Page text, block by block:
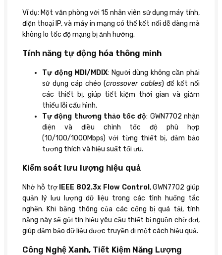
Ví dụ: Một văn phòng với 15 nhân viên sử dụng máy tính,
điện thoại IP, và máy in mạng có thể kết nối dễ dàng mà
không lo tốc độ mạng bị ảnh hưởng.
Tính năng tự động hóa thông minh
Tự động MDI/MDIX: Người dùng không cần phải
sử dụng cáp chéo (crossover cables) để kết nối
các thiết bị, giúp tiết kiệm thời gian và giảm
thiểu lỗi cấu hình.
Tự động thương thảo tốc độ: GWN7702 nhận
diện và điều chỉnh tốc độ phù hợp
(10/100/1000Mbps) với từng thiết bị, đảm bảo
tương thích và hiệu suất tối ưu.
Kiểm soát lưu lượng hiệu quả
Nhờ hỗ trợ IEEE 802.3x Flow Control , GWN7702 giúp
quản lý lưu lượng dữ liệu trong các tình huống tắc
nghẽn. Khi băng thông của các cổng bị quá tải, tính
năng này sẽ gửi tín hiệu yêu cầu thiết bị nguồn chờ đợi,
giúp đảm bảo dữ liệu được truyền đi một cách hiệu quả.
Công Nghệ Xanh, Tiết Kiệm Năng Lượng